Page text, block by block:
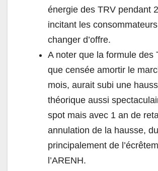
énergie des TRV pendant
incitant les
changer d’offre.
A noter que la formule des
que censée amortir le
mois, aurait subi une
théorique aussi
spot mais avec 1 an de
annulation de la hausse,
principalement de
l’ARENH.